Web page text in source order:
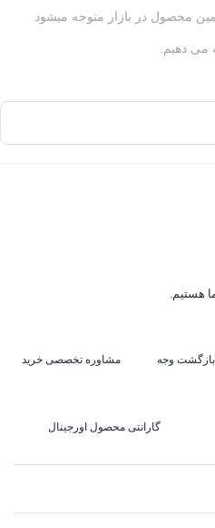
محصول در بازار متوجه میشود
می دهیم.
بازگشت وجه مشاوره تخصصی خرید
گارانتی محصول اورجینال